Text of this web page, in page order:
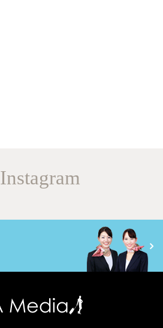
Instagram